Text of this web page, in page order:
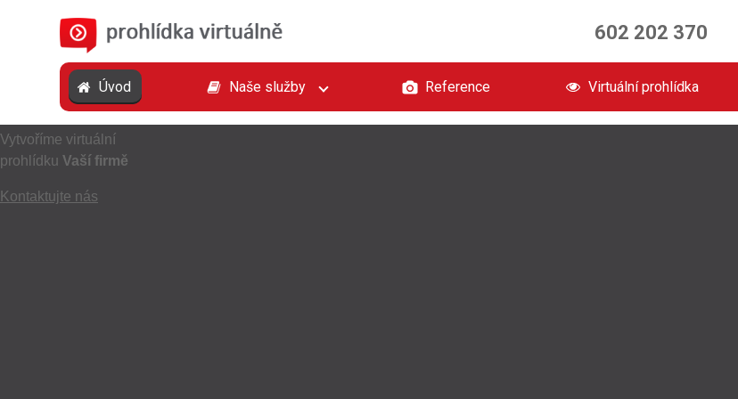
Úvod Naše služby Reference Virtuální prohlídka
602 202 370
Vytvoříme virtuální prohlídku Vaší firmě
Vytvoříme virtuální
prohlídku Vaší firmě
Kontaktujte nás